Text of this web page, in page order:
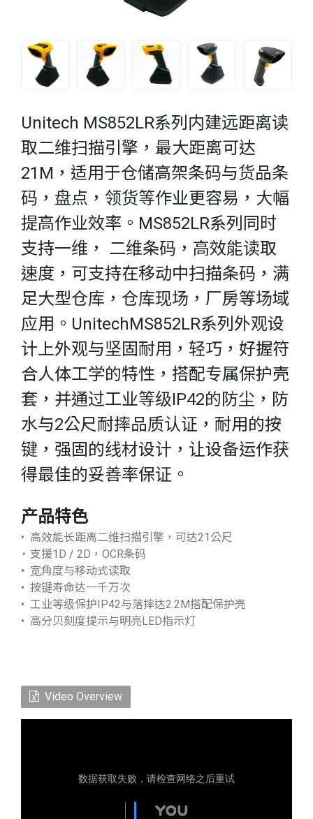
Unitech MS852LR系列内建远距离读
取二维扫描引擎，最大距离可达
21M，适用于仓储高架条码与货品条
码，盘点，领货等作业更容易，大幅
提高作业效率。MS852LR系列同时
支持一维， 二维条码，高效能读取
速度，可支持在移动中扫描条码，满
足大型仓库，仓库现场，厂房等场域
应用。UnitechMS852LR系列外观设
计上外观与坚固耐用，轻巧，好握符
合人体工学的特性，搭配专属保护壳
套，并通过工业等级IP42的防尘，防
水与2公尺耐摔品质认证，耐用的按
键，强固的线材设计，让设备运作获
得最佳的妥善率保证。
产品特色
• 高效能长距离二维扫描引擎，可达21公尺
•支援1D / 2D，OCR条码
• 宽角度与移动式读取
• 按键寿命达一千万次
• 工业等级保护IP42与落摔达2.2M搭配保护壳
• 高分贝刻度提示与明亮LED指示灯
Video Overview